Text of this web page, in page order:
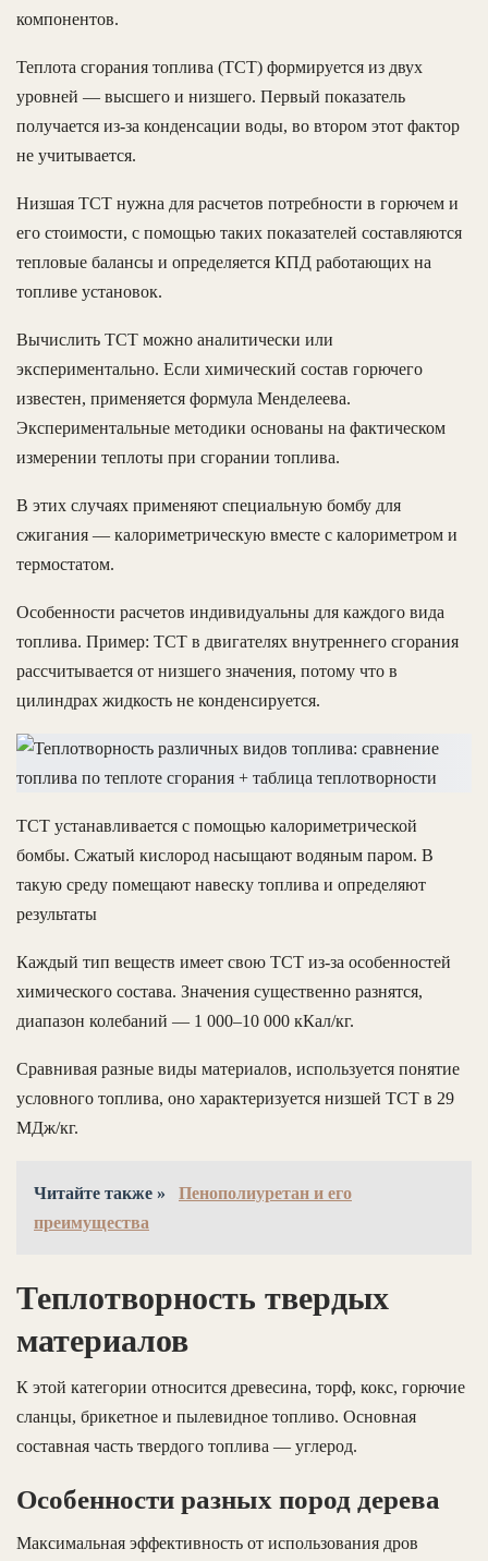
компонентов.
Теплота сгорания топлива (ТСТ) формируется из двух
уровней — высшего и низшего. Первый показатель
получается из-за конденсации воды, во втором этот фактор
не учитывается.
Низшая ТСТ нужна для расчетов потребности в горючем и
его стоимости, с помощью таких показателей составляются
тепловые балансы и определяется КПД работающих на
топливе установок.
Вычислить ТСТ можно аналитически или
экспериментально. Если химический состав горючего
известен, применяется формула Менделеева.
Экспериментальные методики основаны на фактическом
измерении теплоты при сгорании топлива.
В этих случаях применяют специальную бомбу для
сжигания — калориметрическую вместе с калориметром и
термостатом.
Особенности расчетов индивидуальны для каждого вида
топлива. Пример: ТСТ в двигателях внутреннего сгорания
рассчитывается от низшего значения, потому что в
цилиндрах жидкость не конденсируется.
ТСТ устанавливается с помощью калориметрической
бомбы. Сжатый кислород насыщают водяным паром. В
такую среду помещают навеску топлива и определяют
результаты
Каждый тип веществ имеет свою ТСТ из-за особенностей
химического состава. Значения существенно разнятся,
диапазон колебаний — 1 000–10 000 кКал/кг.
Сравнивая разные виды материалов, используется понятие
условного топлива, оно характеризуется низшей ТСТ в 29
МДж/кг.
Читайте также »
Пенополиуретан и его
преимущества
Теплотворность твердых
материалов
К этой категории относится древесина, торф, кокс, горючие
сланцы, брикетное и пылевидное топливо. Основная
составная часть твердого топлива — углерод.
Особенности разных пород дерева
Максимальная эффективность от использования дров